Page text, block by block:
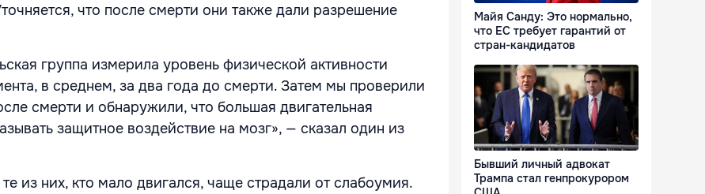
что после смерти они также дали разрешение
группа измерила уровень физической активности
в среднем, за два года до смерти. Затем мы проверили
смерти и обнаружили, что большая двигательная
защитное воздействие на мозг», — сказал один из
из них, кто мало двигался, чаще страдали от слабоумия.
Майя Санду: Это нормально,
что ЕС требует гарантий от
стран-кандидатов
Бывший личный адвокат
Трампа стал генпрокурором